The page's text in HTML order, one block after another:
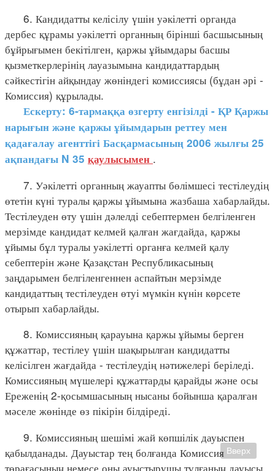
6. Кандидатты келісілу үшін уәкілетті органда
дербес құрамы уәкілетті органның бірінші басшысының
бұйрығымен бекітілген, қаржы ұйымдары басшы
қызметкерлерінің лауазымына кандидаттардың
сәйкестігін айқындау жөніндегі комиссиясы (бұдан әрі -
Комиссия) құрылады.
Ескерту: 6-тармаққа өзгерту енгізілді - ҚР Қаржы
нарығын және қаржы ұйымдарын реттеу мен
қадағалау агенттігі Басқармасының 2006 жылғы 25
ақпандағы N 35 қаулысымен .
7. Уәкілетті органның жауапты бөлімшесі тестілеудің
өтетін күні туралы қаржы ұйымына жазбаша хабарлайды.
Тестілеуден өту үшін дәлелді себептермен белгіленген
мерзімде кандидат келмей қалған жағдайда, қаржы
ұйымы бұл туралы уәкілетті органға келмей қалу
себептерін және Қазақстан Республикасының
заңдарымен белгіленгеннен аспайтын мерзімде
кандидаттың тестілеуден өтуі мүмкін күнін көрсете
отырып хабарлайды.
8. Комиссияның қарауына қаржы ұйымы берген
құжаттар, тестілеу үшін шақырылған кандидатты
келісілген жағдайда - тестілеудің нәтижелері беріледі.
Комиссияның мүшелері құжаттарды қарайды және осы
Ереженің 2-қосымшасының нысаны бойынша қаралған
мәселе жөнінде өз пікірін білдіреді.
9. Комиссияның шешімі жай көпшілік дауыспен
қабылданады. Дауыстар тең болғанда Комиссия
төрағасының немесе оны ауыстырушы тұлғаның дауысы
Вверх